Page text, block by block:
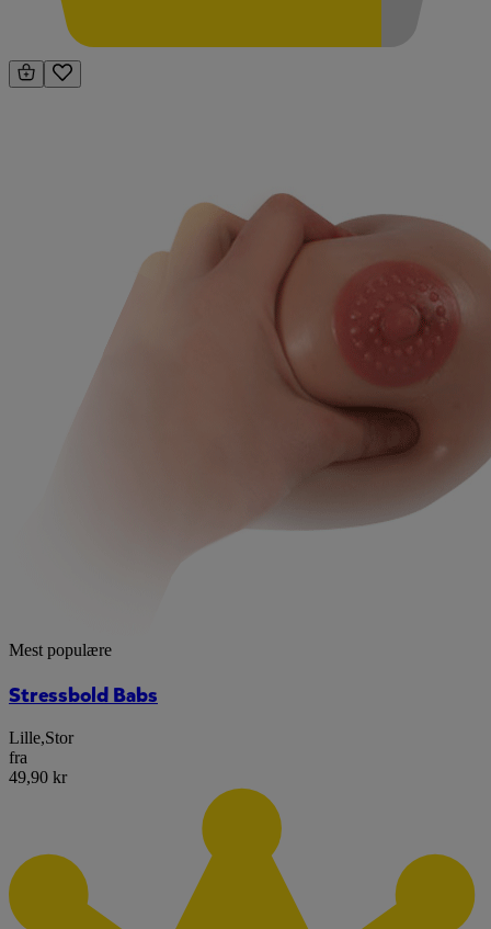
Mest populære
Stressbold Babs
Lille,Stor
fra
49,90 kr